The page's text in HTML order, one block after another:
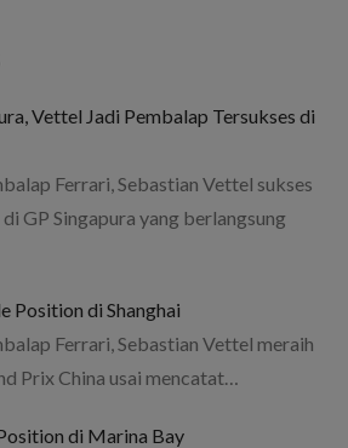
Vettel Jadi Pembalap Tersukses di
Ferrari, Sebastian Vettel sukses
GP Singapura yang berlangsung
Position di Shanghai
Ferrari, Sebastian Vettel meraih
Prix China usai mencatat…
di Marina Bay